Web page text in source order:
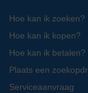
Hoe kan ik zoeken?
Hoe kan ik kopen?
Hoe kan ik betalen?
Plaats een
Serviceaanvraag